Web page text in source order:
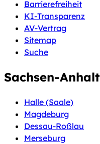
Barrierefreiheit
KI-Transparenz
AV-Vertrag
Sitemap
Suche
Sachsen-Anhalt
Halle (Saale)
Magdeburg
Dessau-Roßlau
Merseburg